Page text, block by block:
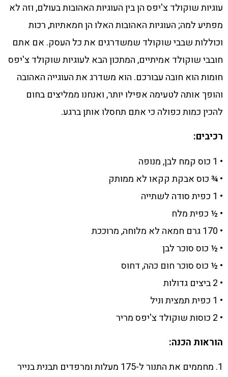
עוגיות שוקולד צ'יפס הן בין העוגיות האהובות בעולם, וזה לא
מפתיע למה; העוגיות האהובות האלו הן חמאתיות, רכות
וכוללות שבבי שוקולד שמשדרגים את כל העסק. אם אתם
חובבי שוקולד אמיתיים, המתכון הבא לעוגיות שוקולד צ'יפס
חומות הוא חובה עבורכם. הוא משדרג את העוגייה האהובה
והופך אותה לטעימה אפילו יותר, ואנחנו ממליצים בחום
להכין כמות כפולה כי אתם תחסלו אותן ברגע.
רכיבים:
• 1 כוס קמח לבן, מנופה
• ¾ כוס אבקת קקאו לא ממותק
• 1 כפית סודה לשתייה
• ½ כפית מלח
• 170 גרם חמאה לא מלוחה, מרוככת
• ½ כוס סוכר לבן
• ½ כוס סוכר חום כהה, דחוס
• 2 ביצים גדולות
• 1 כפית תמצית וניל
• 2 כוסות שוקולד צ'יפס מריר
הוראות הכנה:
1. מחממים את התנור ל-175 מעלות ומרפדים תבנית בנייר